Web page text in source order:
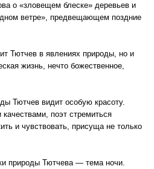
о «зловещем блеске» деревьев и
ветре», предвещающем поздние
Тютчев в явлениях природы, но и
жизнь, нечто божественное,
Тютчев видит особую красоту.
поэт стремиться
и чувствовать, присуща не только
природы Тютчева — тема ночи.